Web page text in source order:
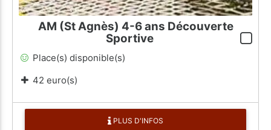
AM (St Agnès) 4-6 ans Découverte
Sportive
Place(s) disponible(s)
42 euro(s)
PLUS D'INFOS